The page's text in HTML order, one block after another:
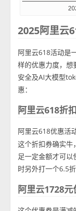
2025阿里云
阿里云618活动是
样的优惠力度，想
安全及AI大模型
惠：
阿里云618折
阿里云618优惠活
这个折扣券确实牛
足一定金额才可
时另外打一个6.5折
阿里云1728